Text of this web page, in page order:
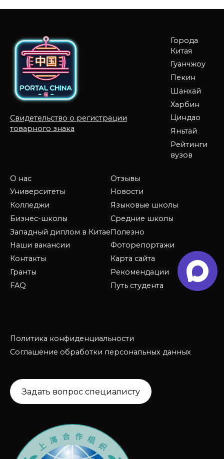
Свидетельство о регистрации
товарного знака
Города
Китая
Гуанчжоу
Пекин
Шанхай
Харбин
Циндао
Яньтай
Рейтинги
вузов
О нас
Университеты
Колледжи
Бизнес-школы
Западный диплом в Китае
Наши вакансии
Контакты
Гранты
FAQ
Отзывы
Новости
Языковые школы
Средние школы
Полезно
Фоторепортажи
Карта сайта
Рекомендации
Путь студента
Политика конфиденциальности
Соглашение обработки персональных данных
Задать вопрос специалисту